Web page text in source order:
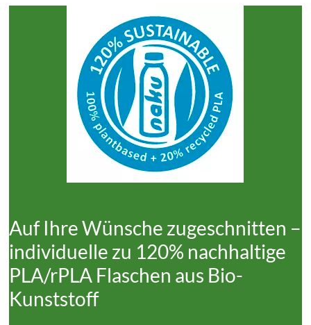
Auf Ihre Wünsche zugeschnitten –
individuelle zu 120% nachhaltige
PLA/rPLA Flaschen aus Bio-
Kunststoff